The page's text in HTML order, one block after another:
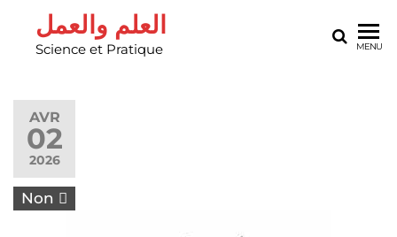
العلم والعمل
Science et Pratique MENU
AVR
02
2026
Non